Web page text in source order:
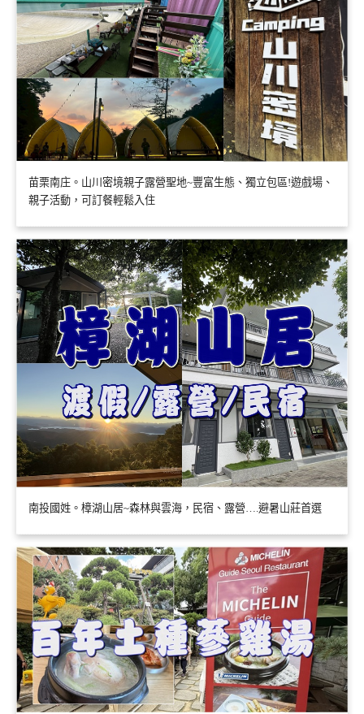
苗栗南庄。山川密境親子露營聖地~豐富生態、獨立包區!遊戲場、
親子活動，可訂餐輕鬆入住
南投國姓。樟湖山居~森林與雲海，民宿、露營….避暑山莊首選